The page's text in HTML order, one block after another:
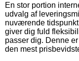
En stor portion
udvalg af
nuværende
giver dig fuld
passer dig. Denne
den mest